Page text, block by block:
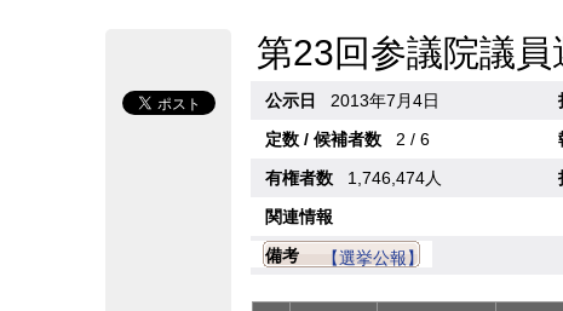
第23回参議院議員
公示日 2013年7月4日
定数 / 候補者数
2 / 6
有権者数 1,746,474人
関連情報
備考
【選挙公報】